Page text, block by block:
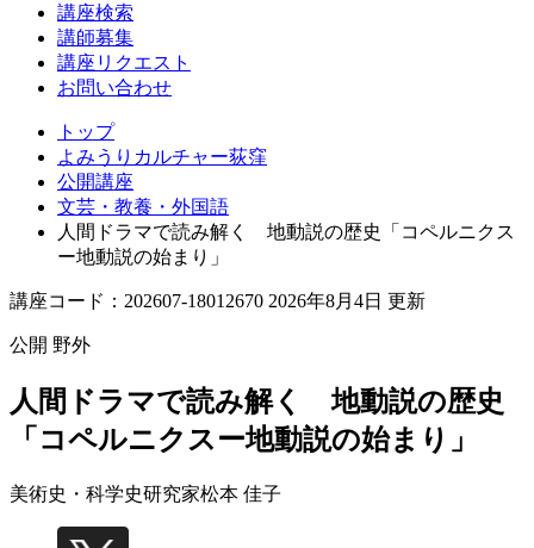
講座検索
講師募集
講座リクエスト
お問い合わせ
トップ
よみうりカルチャー荻窪
公開講座
文芸・教養・外国語
人間ドラマで読み解く 地動説の歴史「コペルニクス
ー地動説の始まり」
講座コード：202607-18012670 2026年8月4日 更新
公開 野外
人間ドラマで読み解く 地動説の歴史
「コペルニクスー地動説の始まり」
美術史・科学史研究家松本 佳子